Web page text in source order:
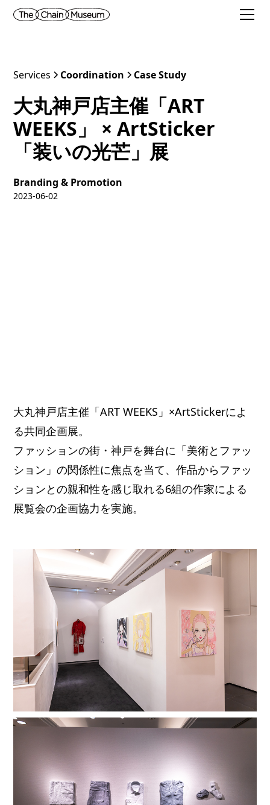
Services Coordination Case Study
大丸神戸店主催「ART
WEEKS」 × ArtSticker
「装いの光芒」展
Branding & Promotion
2023-06-02
大丸神戸店主催「ART WEEKS」×ArtStickerによ
る共同企画展。
ファッションの街・神戸を舞台に「美術とファッ
ション」の関係性に焦点を当て、作品からファッ
ションとの親和性を感じ取れる6組の作家による
展覧会の企画協力を実施。